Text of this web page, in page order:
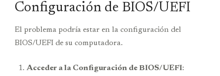
Configuración de BIOS/UEFI
El problema podría estar en la configuración del
BIOS/UEFI de su computadora.
Acceder a la Configuración de BIOS/UEFI: